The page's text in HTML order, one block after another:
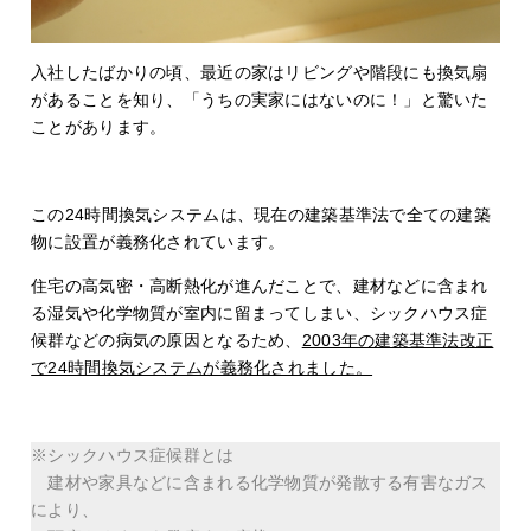
入社したばかりの頃、最近の家はリビングや階段にも換気扇
があることを知り、「うちの実家にはないのに！」と驚いた
ことがあります。
この24時間換気システムは、現在の建築基準法で全ての建築
物に設置が義務化されています。
住宅の高気密・高断熱化が進んだことで、建材などに含まれ
る湿気や化学物質が室内に留まってしまい、シックハウス症
候群などの病気の原因となるため、 2003年の建築基準法改正
で24時間換気システムが義務化されました。
※シックハウス症候群とは
建材や家具などに含まれる化学物質が発散する有害なガス
により、